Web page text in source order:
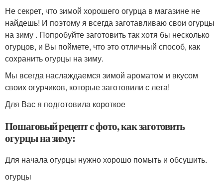
Не секрет, что зимой хорошего огурца в магазине не
найдешь! И поэтому я всегда заготавливаю свои огурцы
на зиму . Попробуйте заготовить так хотя бы несколько
огурцов, и Вы поймете, что это отличный способ, как
сохранить огурцы на зиму.
Мы всегда наслаждаемся зимой ароматом и вкусом
своих огурчиков, которые заготовили с лета!
Для Вас я подготовила короткое
Пошаговый рецепт с фото, как заготовить
огурцы на зиму:
Для начала огурцы нужно хорошо помыть и обсушить.
огурцы